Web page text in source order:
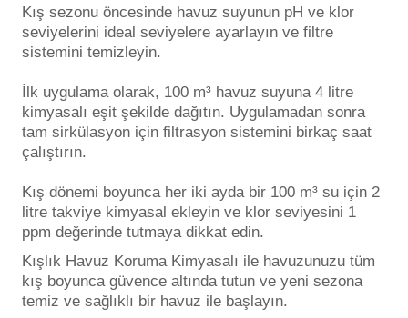
Dalgıç Pompa
Dezenfeksiyon
Havuz Güvenlik
Havuz
Havuz Pompa
Kış sezonu öncesinde havuz suyunun pH ve klor
seviyelerini ideal seviyelere ayarlayın ve filtre
sistemini temizleyin.
İlk uygulama olarak, 100 m³ havuz suyuna 4 litre
kimyasalı eşit şekilde dağıtın. Uygulamadan sonra
tam sirkülasyon için filtrasyon sistemini birkaç saat
çalıştırın.
Kış dönemi boyunca her iki ayda bir 100 m³ su için 2
litre takviye kimyasal ekleyin ve klor seviyesini 1
ppm değerinde tutmaya dikkat edin.
Kışlık Havuz Koruma Kimyasalı ile havuzunuzu tüm
kış boyunca güvence altında tutun ve yeni sezona
temiz ve sağlıklı bir havuz ile başlayın.